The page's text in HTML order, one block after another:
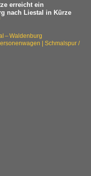
erreicht ein
nach Liestal in Kürze
– Waldenburg
| Schmalspur /